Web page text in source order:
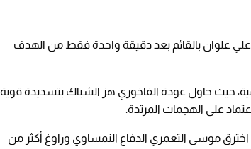
علي علوان بالقائم بعد دقيقة واحدة فقط من الهدف
حيث حاول عودة الفاخوري هز الشباك بتسديدة قوية
على الهجمات المرتدة.
موسى التعمري الدفاع النمساوي وراوغ أكثر من